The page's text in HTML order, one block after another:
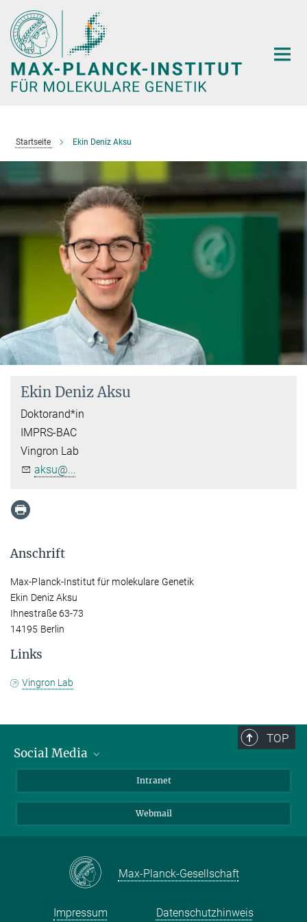
Hauptinhalt
Startseite Ekin Deniz Aksu
Ekin Deniz Aksu
Doktorand*in
IMPRS-BAC
Vingron Lab
aksu@...
Anschrift
Max-Planck-Institut für molekulare Genetik
Ekin Deniz Aksu
Ihnestraße 63-73
14195 Berlin
Links
Vingron Lab
TOP
Social Media
LinkedIn
Intranet
Webmail
Max-Planck-Gesellschaft
Impressum Datenschutzhinweis